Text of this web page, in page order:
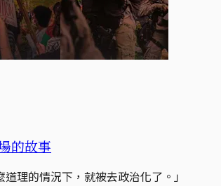
的故事
理的情況下，就被去政治化了。」